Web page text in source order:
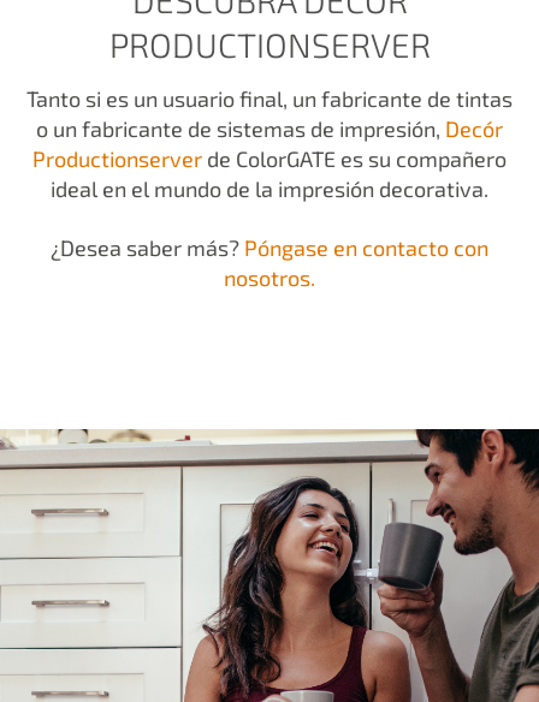
PRODUCTIONSERVER
Tanto si es un usuario final, un fabricante de tintas
o un fabricante de sistemas de impresión, Decór
Productionserver de ColorGATE es su compañero
ideal en el mundo de la impresión decorativa.
¿Desea saber más? Póngase en contacto con
nosotros.